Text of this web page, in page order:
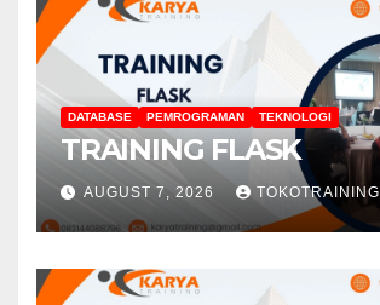
DATABASE PEMROGRAMAN TEKNOLOGI
TRAINING FLASK
AUGUST 7, 2026 TOKOTRAINING